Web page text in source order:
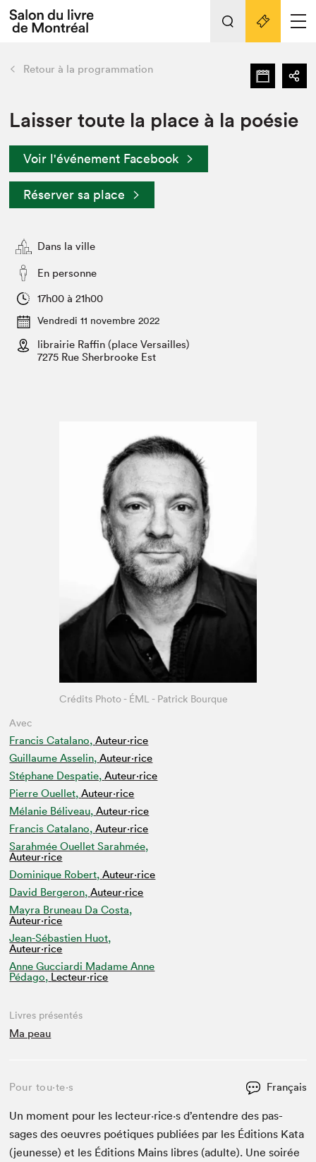
Espace médias
Espace exposant⋅e⋅s
Espace enseignant·e·s
Espace pro
Tout sur l'édition 2022
Actualités
Vidéos et Balados
Club de lecture Braindate
retour Nos activités
Édition 2022
Planifier sa visite
Projets partenaires 2022
Archives
Liens pratiques
Retour à la programmation
Laisser toute la place à la poésie
Voir l'événement Facebook
Réserver sa place
Dans la ville
En personne
17h00 à 21h00
Vendredi 11 novembre 2022
librairie Raffin (place Versailles)
7275 Rue Sherbrooke Est
Avec
Francis Catalano, Auteur·rice
Guillaume Asselin, Auteur·rice
Stéphane Despatie, Auteur·rice
Pierre Ouellet, Auteur·rice
Mélanie Béliveau, Auteur·rice
Francis Catalano, Auteur·rice
Sarahmée Ouellet Sarahmée,
Auteur·rice
Dominique Robert, Auteur·rice
David Bergeron, Auteur·rice
Mayra Bruneau Da Costa,
Auteur·rice
Jean-Sébastien Huot,
Auteur·rice
Anne Gucciardi Madame Anne
Pédago, Lecteur·rice
Crédits Photo - ÉML - Patrick Bourque
Livres présentés
Ma peau
Pour tou⋅te⋅s Français
Un moment pour les lecteur·rice·s d’en­ten­dre des pas­
sages des oeu­vres poé­tiques pub­liées par les Édi­tions Kata
(jeunesse) et les Édi­tions Mains libres (adulte). Une soirée